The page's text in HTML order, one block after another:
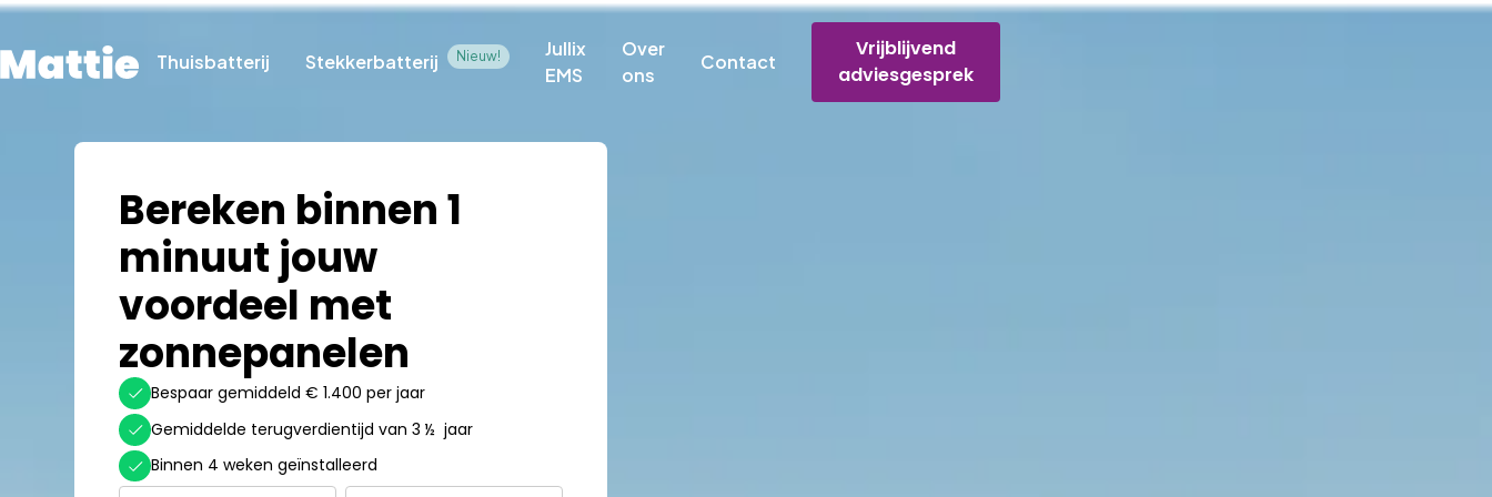
Thuisbatterij Stekkerbatterij Nieuw!
Jullix
EMS
Over
ons
Contact
Vrijblijvend
adviesgesprek
Bereken binnen 1
minuut jouw
voordeel met
zonnepanelen
Bespaar gemiddeld € 1.400 per jaar
Gemiddelde terugverdientijd van 3 ½ jaar
Binnen 4 weken geïnstalleerd